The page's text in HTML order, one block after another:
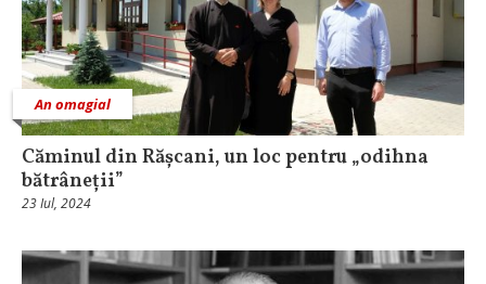
An omagial
Căminul din Rășcani, un loc pentru „odihna
bătrâneții”
23 Iul, 2024